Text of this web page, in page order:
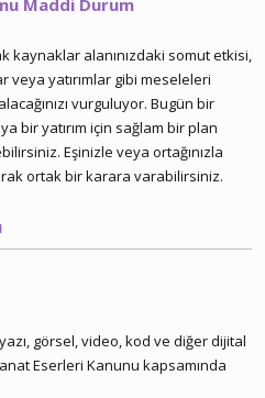
Maddi Durum
kaynaklar alanınızdaki somut etkisi,
yatırımlar gibi meseleleri
vurguluyor. Bugün bir
bir yatırım için sağlam bir plan
Eşinizle veya ortağınızla
ortak bir karara varabilirsiniz.
görsel, video, kod ve diğer dijital
Eserleri Kanunu kapsamında